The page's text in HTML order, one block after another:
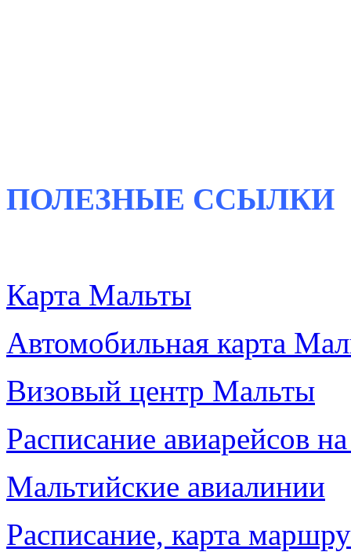
ПОЛЕЗНЫЕ ССЫЛКИ
Карта Мальты
Автомобильная карта
Визовый центр Мальты
Расписание авиарейсов
Мальтийские авиалинии
Расписание, карта